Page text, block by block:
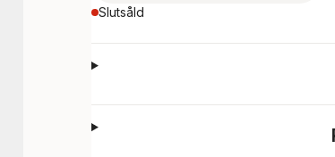
Slutsåld